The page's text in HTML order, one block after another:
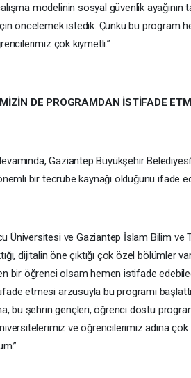
modelinin sosyal güvenlik ayağının
öncelemek istedik. Çünkü bu program
çok kıymetli.”
DE PROGRAMDAN İSTİFADE
Gaziantep Büyükşehir
bir tecrübe kaynağı olduğunu ifade
Üniversitesi ve Gaziantep İslam Bilim ve
dijitalin öne çıktığı çok özel bölümler
bir öğrenci olsam hemen istifade
etmesi arzusuyla bu programı
bu şehrin gençleri, öğrenci dostu
ve öğrencilerimiz adına çok